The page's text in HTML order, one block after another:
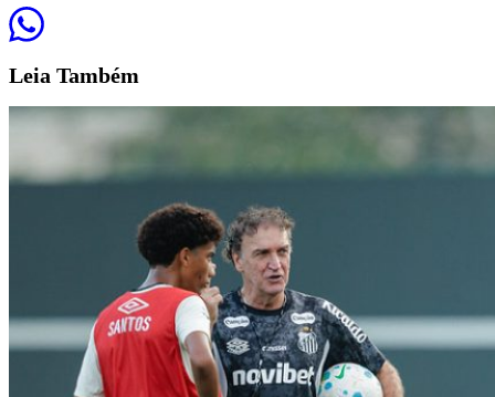
Leia Também